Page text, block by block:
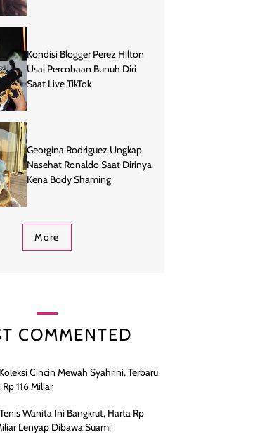
Kondisi Blogger Perez Hilton
Usai Percobaan Bunuh Diri
Saat Live TikTok
Georgina Rodriguez Ungkap
Nasehat Ronaldo Saat Dirinya
Kena Body Shaming
More
COMMENTED
Cincin Mewah Syahrini, Terbaru
116 Miliar
Wanita Ini Bangkrut, Harta Rp
Lenyap Dibawa Suami